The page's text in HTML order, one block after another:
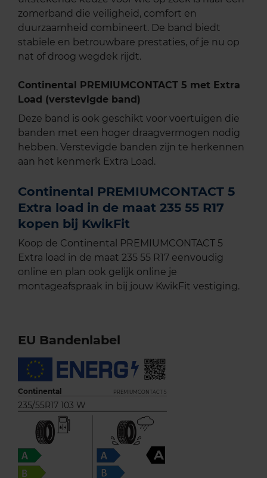
zomerband die veiligheid, comfort en
duurzaamheid combineert. De band biedt
stabiele en betrouwbare prestaties, of je nu op
nat of droog wegdek rijdt.
Continental PREMIUMCONTACT 5 met Extra
Load (verstevigde band)
Deze band is ook geschikt voor voertuigen die
banden met een hoger draagvermogen nodig
hebben. Verstevigde banden zijn te herkennen
aan het kenmerk Extra Load.
Continental PREMIUMCONTACT 5
Extra load in de maat 235 55 R17
kopen bij KwikFit
Koop de Continental PREMIUMCONTACT 5
Extra load in de maat 235 55 R17 eenvoudig
online en plan ook gelijk online je
montageafspraak in bij jouw KwikFit vestiging.
EU Bandenlabel
Continental PREMIUMCONTACT 5
235/55R17 103 W
A